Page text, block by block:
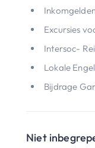
Excursies
Intersoc-
Lokale
Bijdrage
Niet